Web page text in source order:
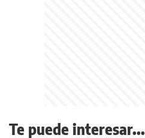
Te puede interesar...